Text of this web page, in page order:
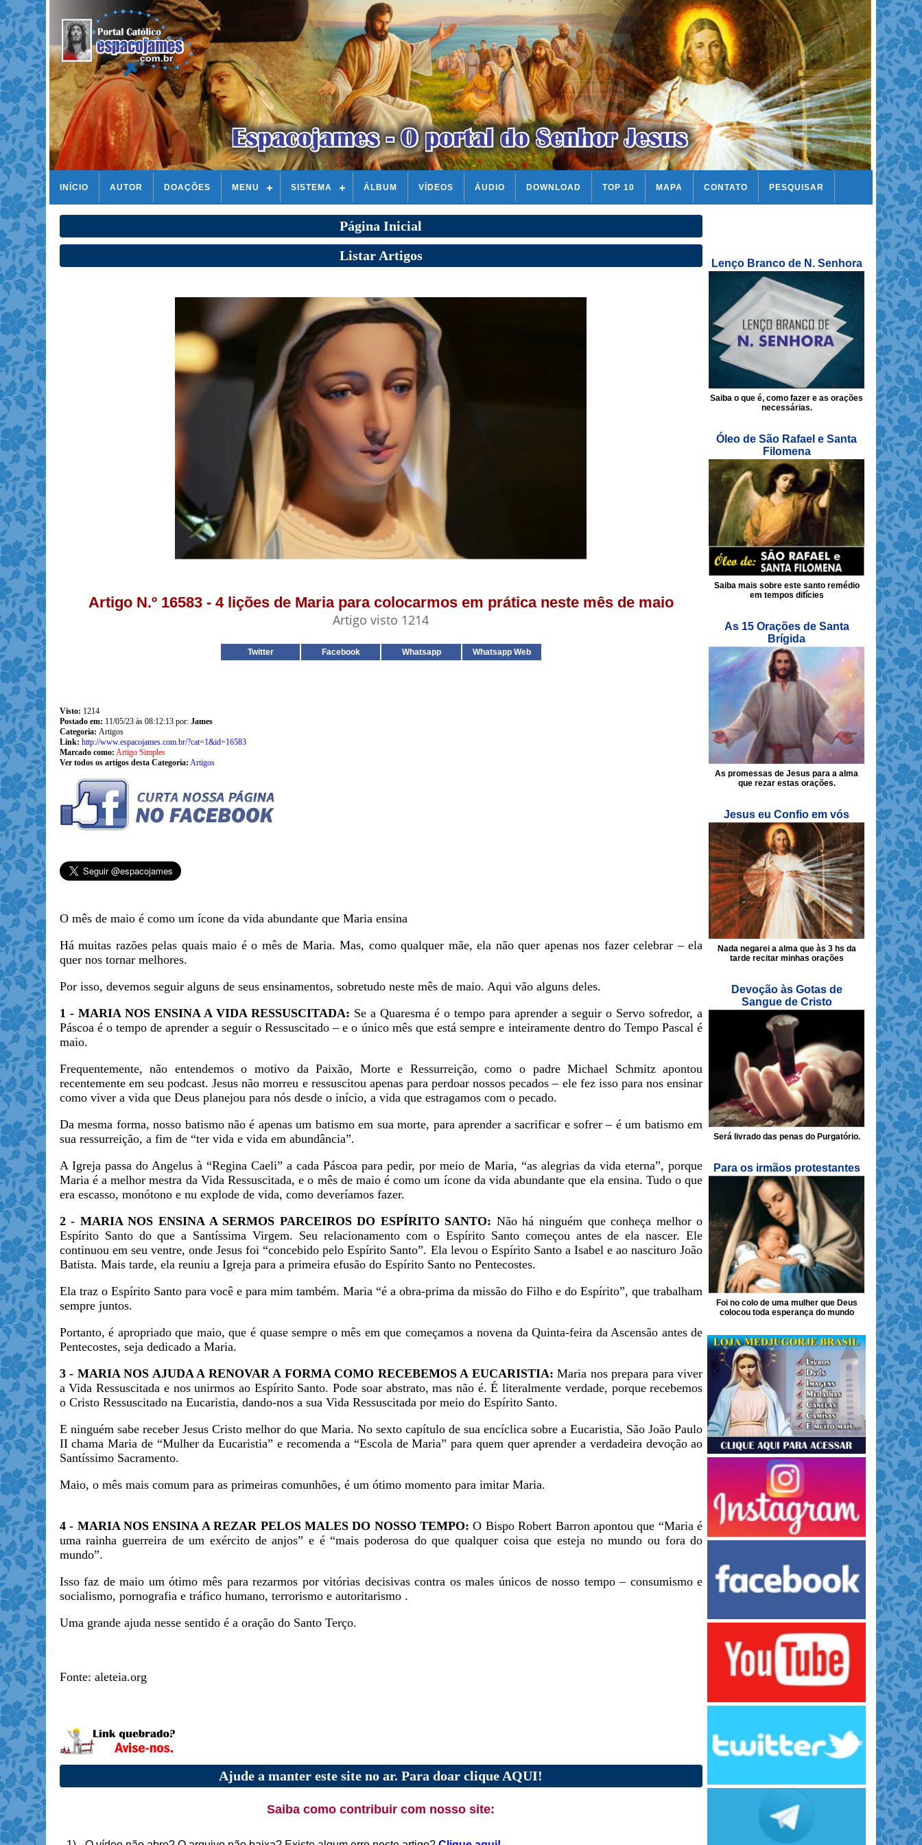
INÍCIO AUTOR DOAÇÕES MENU SISTEMA ÁLBUM VÍDEOS ÁUDIO DOWNLOAD TOP 10 MAPA CONTATO PESQUISAR
Página Inicial
Listar Artigos
Artigo N.º 16583 - 4 lições de Maria para colocarmos em prática neste mês de maio
Artigo visto 1214
Twitter Facebook Whatsapp Whatsapp Web
Visto: 1214
Postado em: 11/05/23 às 08:12:13 por: James
Categoria: Artigos
Link: http://www.espacojames.com.br/?cat=1&id=16583
Marcado como: Artigo Simples
Ver todos os artigos desta Categoria: Artigos
O mês de maio é como um ícone da vida abundante que Maria ensina
Há muitas razões pelas quais maio é o mês de Maria. Mas, como qualquer mãe, ela não quer apenas nos fazer celebrar – ela
quer nos tornar melhores.
Por isso, devemos seguir alguns de seus ensinamentos, sobretudo neste mês de maio. Aqui vão alguns deles.
1 - MARIA NOS ENSINA A VIDA RESSUSCITADA: Se a Quaresma é o tempo para aprender a seguir o Servo sofredor, a
Páscoa é o tempo de aprender a seguir o Ressuscitado – e o único mês que está sempre e inteiramente dentro do Tempo Pascal é
maio.
Frequentemente, não entendemos o motivo da Paixão, Morte e Ressurreição, como o padre Michael Schmitz apontou
recentemente em seu podcast. Jesus não morreu e ressuscitou apenas para perdoar nossos pecados – ele fez isso para nos ensinar
como viver a vida que Deus planejou para nós desde o início, a vida que estragamos com o pecado.
Da mesma forma, nosso batismo não é apenas um batismo em sua morte, para aprender a sacrificar e sofrer – é um batismo em
sua ressurreição, a fim de “ter vida e vida em abundância”.
A Igreja passa do Angelus à “Regina Caeli” a cada Páscoa para pedir, por meio de Maria, “as alegrias da vida eterna”, porque
Maria é a melhor mestra da Vida Ressuscitada, e o mês de maio é como um ícone da vida abundante que ela ensina. Tudo o que
era escasso, monótono e nu explode de vida, como deveríamos fazer.
2 - MARIA NOS ENSINA A SERMOS PARCEIROS DO ESPÍRITO SANTO: Não há ninguém que conheça melhor o
Espírito Santo do que a Santíssima Virgem. Seu relacionamento com o Espírito Santo começou antes de ela nascer. Ele
continuou em seu ventre, onde Jesus foi “concebido pelo Espírito Santo”. Ela levou o Espírito Santo a Isabel e ao nascituro João
Batista. Mais tarde, ela reuniu a Igreja para a primeira efusão do Espírito Santo no Pentecostes.
Ela traz o Espírito Santo para você e para mim também. Maria “é a obra-prima da missão do Filho e do Espírito”, que trabalham
sempre juntos.
Portanto, é apropriado que maio, que é quase sempre o mês em que começamos a novena da Quinta-feira da Ascensão antes de
Pentecostes, seja dedicado a Maria.
3 - MARIA NOS AJUDA A RENOVAR A FORMA COMO RECEBEMOS A EUCARISTIA:Maria nos prepara para viver
a Vida Ressuscitada e nos unirmos ao Espírito Santo. Pode soar abstrato, mas não é. É literalmente verdade, porque recebemos
o Cristo Ressuscitado na Eucaristia, dando-nos a sua Vida Ressuscitada por meio do Espírito Santo.
E ninguém sabe receber Jesus Cristo melhor do que Maria. No sexto capítulo de sua encíclica sobre a Eucaristia, São João Paulo
II chama Maria de “Mulher da Eucaristia” e recomenda a “Escola de Maria” para quem quer aprender a verdadeira devoção ao
Santíssimo Sacramento.
Maio, o mês mais comum para as primeiras comunhões, é um ótimo momento para imitar Maria.
4 - MARIA NOS ENSINA A REZAR PELOS MALES DO NOSSO TEMPO:O Bispo Robert Barron apontou que “Maria é
uma rainha guerreira de um exército de anjos” e é “mais poderosa do que qualquer coisa que esteja no mundo ou fora do
mundo”.
Isso faz de maio um ótimo mês para rezarmos por vitórias decisivas contra os males únicos de nosso tempo – consumismo e
socialismo, pornografia e tráfico humano, terrorismo e autoritarismo .
Uma grande ajuda nesse sentido é a oração do Santo Terço.
Fonte: aleteia.org
Ajude a manter este site no ar. Para doar clique AQUI!
Saiba como contribuir com nosso site:
Lenço Branco de N. Senhora
Saiba o que é, como fazer e as orações
necessárias.
Óleo de São Rafael e Santa
Filomena
Saiba mais sobre este santo remédio
em tempos difícies
As 15 Orações de Santa
Brígida
As promessas de Jesus para a alma
que rezar estas orações.
Jesus eu Confio em vós
Nada negarei a alma que às 3 hs da
tarde recitar minhas orações
Devoção às Gotas de
Sangue de Cristo
Será livrado das penas do Purgatório.
Para os irmãos protestantes
Foi no colo de uma mulher que Deus
colocou toda esperança do mundo